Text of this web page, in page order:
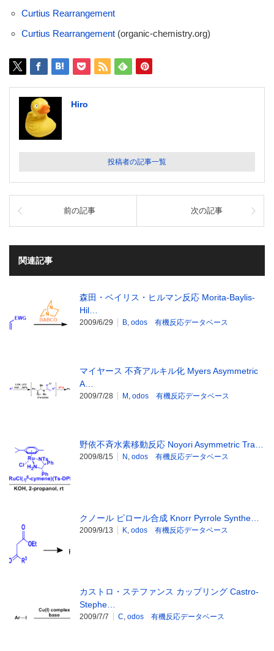
Curtius Rearrangement
Curtius Rearrangement(organic-chemistry.org)
Hiro
投稿者の記事一覧
前の記事 次の記事
関連記事
森田・ベイリス・ヒルマン反応 Morita-Baylis-
Hil…
2009/6/29 B, odos 有機反応データベース
マイヤース 不斉アルキル化 Myers Asymmetric
A…
2009/7/28 M , odos 有機反応データベース
野依不斉水素移動反応 Noyori Asymmetric Tra…
2009/8/15 N , odos 有機反応データベース
クノール ピロール合成 Knorr Pyrrole Synthe…
2009/9/13 K, odos 有機反応データベース
カストロ・ステファンス カップリング Castro-
Stephe…
2009/7/7 C, odos 有機反応データベース